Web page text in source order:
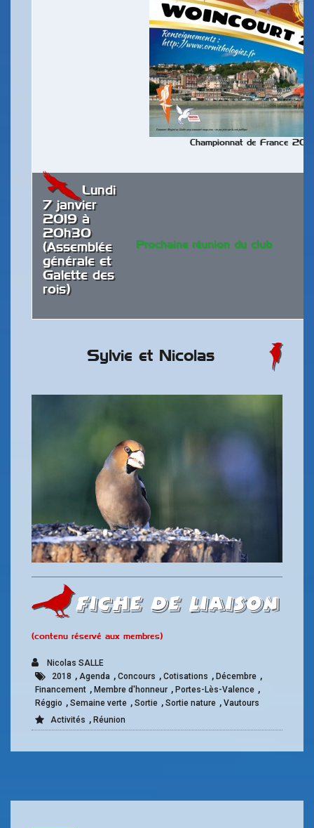
Championnat de France 2018
Lundi
7 janvier
2019 à
20h30
(Assemblée
générale et
Galette des
rois)
Prochaine réunion du club
Sylvie et Nicolas
Fiche de liaison
(contenu réservé aux membres)
Nicolas SALLE
2018 , Agenda , Concours , Cotisations , Décembre ,
Financement , Membre d'honneur , Portes-Lès-Valence ,
Réggio , Semaine verte , Sortie , Sortie nature , Vautours
Activités , Réunion